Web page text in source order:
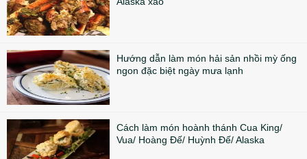
Hướng dẫn làm món hải sản nhồi mỳ ống
ngon đặc biệt ngày mưa lạnh
Cách làm món hoành thánh Cua King/
Vua/ Hoàng Đế/ Huỳnh Đế/ Alaska